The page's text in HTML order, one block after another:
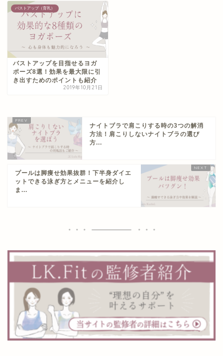
バストアップ（育乳）
バストアップを目指せるヨガ
ポーズ8選！効果を最大限に引
き出すためのポイントも紹介
2019年10月21日
ナイトブラで肩こりする時の3つの解消
方法！肩こりしないナイトブラの選び
方...
プールは脚痩せ効果抜群！下半身ダイエ
ットできる泳ぎ方とメニューを紹介し
ま...